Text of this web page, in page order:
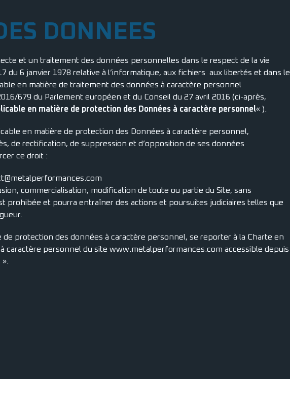
DONNEES
et un traitement des données personnelles dans le respect de la vie
du 6 janvier 1978 relative à l’informatique, aux fichiers aux libertés et dans le
en matière de traitement des données à caractère personnel
679 du Parlement européen et du Conseil du 27 avril 2016 (ci-après,
en matière de protection des Données à caractère personnel« ).
en matière de protection des Données à caractère personnel,
de rectification, de suppression et d’opposition de ses données
ce droit :
commercialisation, modification de toute ou partie du Site, sans
prohibée et pourra entraîner des actions et poursuites judiciaires telles que
de protection des données à caractère personnel, se reporter à la Charte en
caractère personnel du site www.metalperformances.com accessible depuis